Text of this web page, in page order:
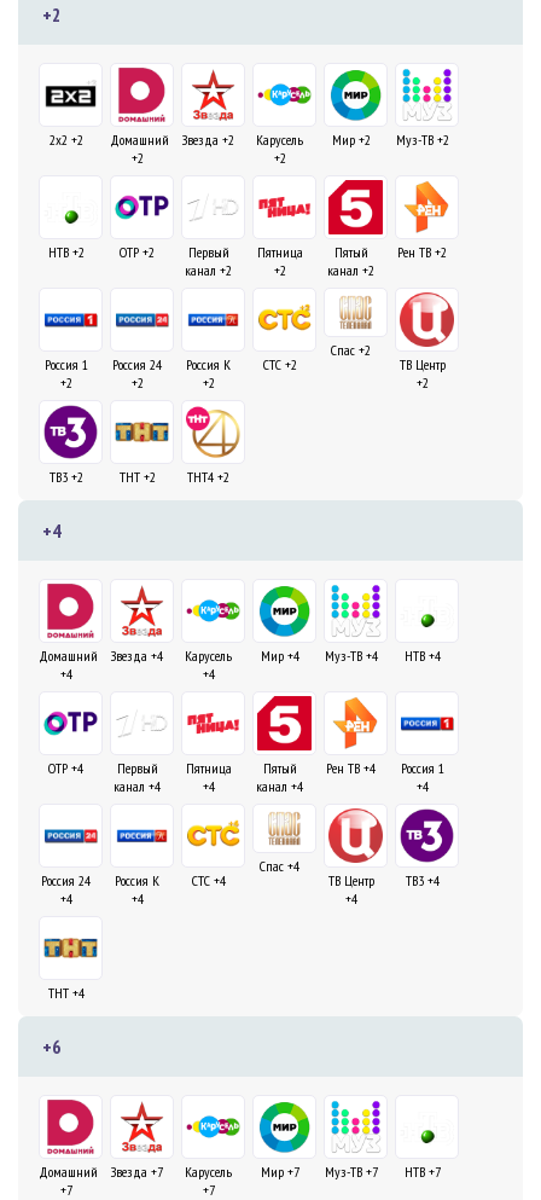
+2
2х2 +2
Домашний
+2
Звезда +2
Карусель
+2
Мир +2 Муз-ТВ +2
НТВ +2 ОТР +2
Первый
канал +2
Пятница
+2
Пятый
канал +2
Рен ТВ +2
Россия 1
+2
Россия 24
+2
Россия К
+2
СТС +2
Спас +2
ТВ Центр
+2
ТВ3 +2 ТНТ +2 ТНТ4 +2
+4
Домашний
+4
Звезда +4
Карусель
+4
Мир +4 Муз-ТВ +4 НТВ +4
ОТР +4
Первый
канал +4
Пятница
+4
Пятый
канал +4
Рен ТВ +4
Россия 1
+4
Россия 24
+4
Россия К
+4
СТС +4
Спас +4
ТВ Центр
+4
ТВ3 +4
ТНТ +4
+6
Домашний
+7
Звезда +7
Карусель
+7
Мир +7 Муз-ТВ +7 НТВ +7